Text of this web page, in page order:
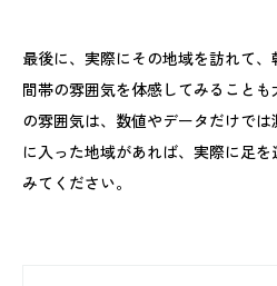
最後に、実際にその地域を訪れて
間帯の雰囲気を体感してみること
の雰囲気は、数値やデータだけで
に入った地域があれば、実際に足
みてください。